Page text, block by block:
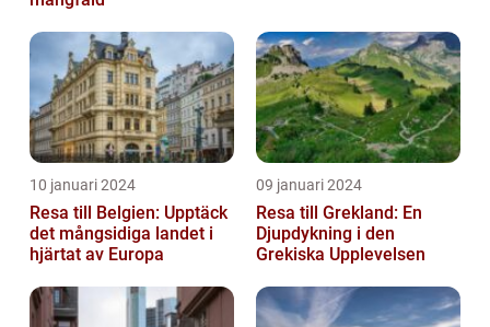
10 januari 2024
Resa till Belgien: Upptäck
det mångsidiga landet i
hjärtat av Europa
09 januari 2024
Resa till Grekland: En
Djupdykning i den
Grekiska Upplevelsen